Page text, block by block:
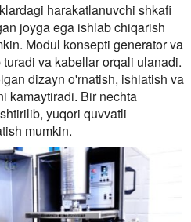
harakatlanuvchi shkafi
joyga ega ishlab chiqarish
Modul konsepti generator va
va kabellar orqali ulanadi.
dizayn o'rnatish, ishlatish va
kamaytiradi. Bir nechta
yuqori quvvatli
mumkin.